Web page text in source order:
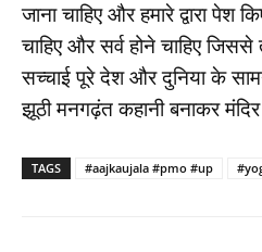
जाना चाहिए और हमारे द्वारा पेश
चाहिए और सर्व होने चाहिए
सच्चाई पूरे देश और दुनिया के
झूठी मनगढ़ंत कहानी बनाकर
TAGS #aajkaujala #pmo #up